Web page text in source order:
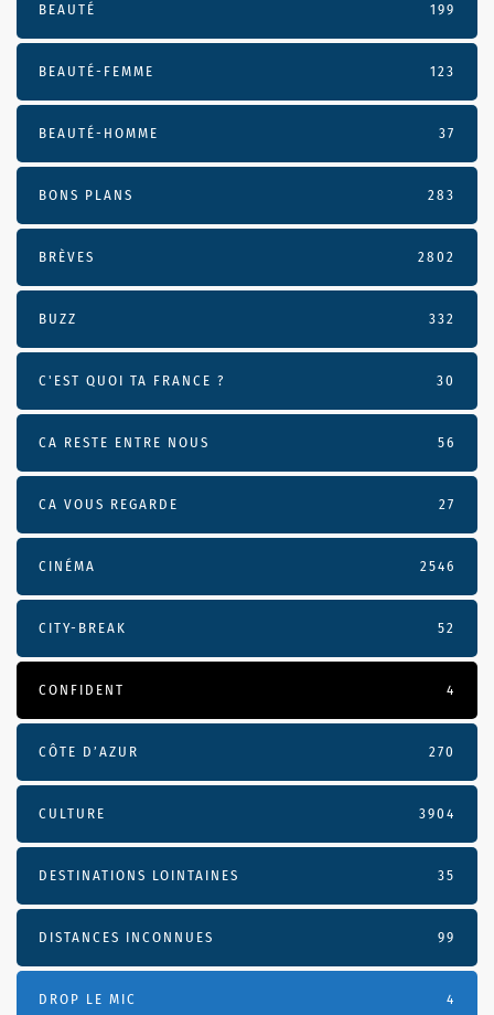
BEAUTÉ 199
BEAUTÉ-FEMME 123
BEAUTÉ-HOMME 37
BONS PLANS 283
BRÈVES 2802
BUZZ 332
C'EST QUOI TA FRANCE ? 30
CA RESTE ENTRE NOUS 56
CA VOUS REGARDE 27
CINÉMA 2546
CITY-BREAK 52
CONFIDENT 4
CÔTE D’AZUR 270
CULTURE 3904
DESTINATIONS LOINTAINES 35
DISTANCES INCONNUES 99
DROP LE MIC 4